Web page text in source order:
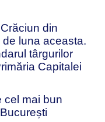
din
luna aceasta.
târgurilor
Capitalei
cel mai bun